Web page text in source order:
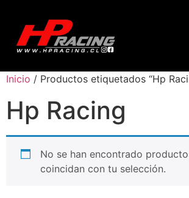
Inicio / Productos etiquetados “Hp
Hp Racing
No se han encontrado
coincidan con tu selección.